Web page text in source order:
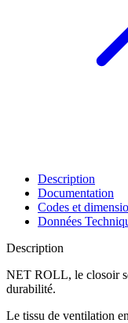
Description
Documentation
Codes et
Données
Description
NET ROLL, le closoir
durabilité.
Le tissu de ventilation